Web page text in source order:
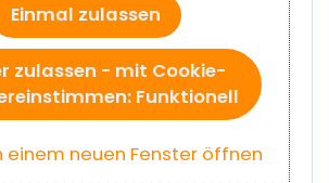
Einmal zulassen
zulassen - mit Cookie-
Funktionell
einem neuen Fenster öffnen